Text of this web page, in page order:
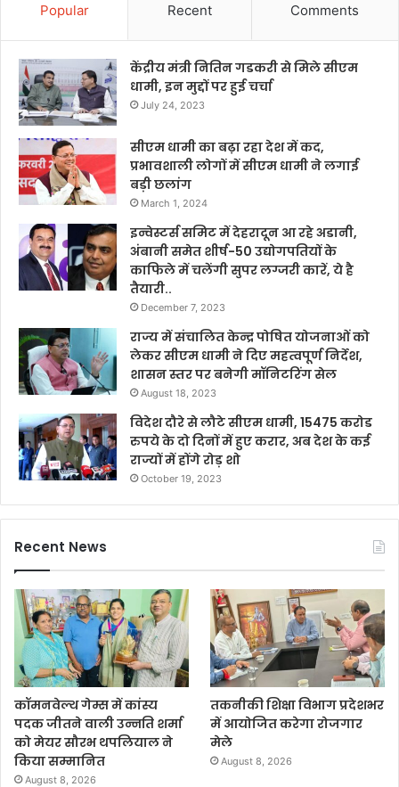
Popular Recent Comments
केंद्रीय मंत्री नितिन गडकरी से मिले सीएम
धामी, इन मुद्दों पर हुई चर्चा
July 24, 2023
सीएम धामी का बढ़ा रहा देश में कद,
प्रभावशाली लोगों में सीएम धामी ने लगाई
बड़ी छलांग
March 1, 2024
इन्वेस्टर्स समिट में देहरादून आ रहे अडानी,
अंबानी समेत शीर्ष-50 उद्योगपतियों के
काफिले में चलेंगी सुपर लग्जरी कारें, ये है
तैयारी..
December 7, 2023
राज्य में संचालित केन्द्र पोषित योजनाओं को
लेकर सीएम धामी ने दिए महत्वपूर्ण निर्देश,
शासन स्तर पर बनेगी मॉनिटरिंग सेल
August 18, 2023
विदेश दौरे से लौटे सीएम धामी, 15475 करोड
रुपये के दो दिनों में हुए करार, अब देश के कई
राज्यों में होंगे रोड़ शो
October 19, 2023
Recent News
कॉमनवेल्थ गेम्स में कांस्य
पदक जीतने वाली उन्नति शर्मा
को मेयर सौरभ थपलियाल ने
किया सम्मानित
August 8, 2026
तकनीकी शिक्षा विभाग प्रदेशभर
में आयोजित करेगा रोजगार
मेले
August 8, 2026